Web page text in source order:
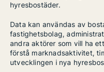
hyresbostäder.
Data kan användas av
fastighetsbolag,
andra aktörer som vill ha
förstå marknadsaktivitet,
utvecklingen i nya